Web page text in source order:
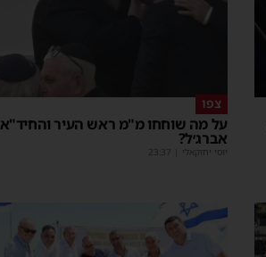
צפו
על מה שוחחו מ"מ ראש העיר והחיד"א
אברג׳ל?
יוסי יחזקאלי 23:37